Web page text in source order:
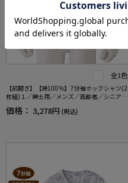
全1色
【前開き】【綿100％】7分袖ホックシャツ(2
枚組)１／紳士用／メンズ／高齢者／シニア／
肌着／インナー／抗菌防臭／後ろ長め／ラグ
ラン袖／脱ぎやすい／着やすい／腰曲がり／
価格： 3,278円 (税込)